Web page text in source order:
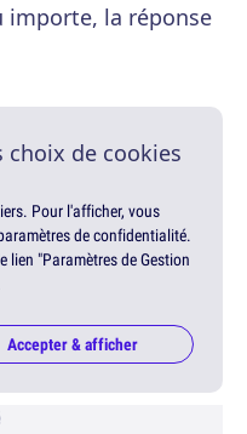
importe, la réponse
choix de cookies
Pour l'afficher, vous
de confidentialité.
lien "Paramètres de Gestion
Accepter & afficher